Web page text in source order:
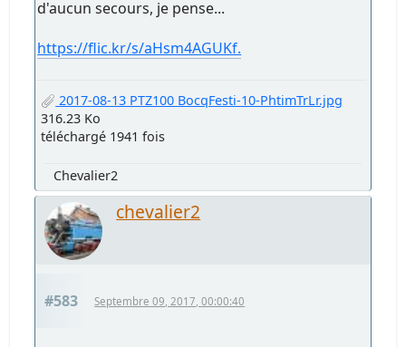
d'aucun secours, je pense...
https://flic.kr/s/aHsm4AGUKf.
2017-08-13 PTZ100 BocqFesti-10-PhtimTrLr.jpg
316.23 Ko
téléchargé 1941 fois
Chevalier2
chevalier2
#583 Septembre 09, 2017, 00:00:40